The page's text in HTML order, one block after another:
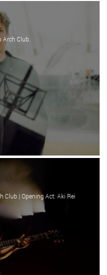
Club.
Club | Opening Act: Aki Rei